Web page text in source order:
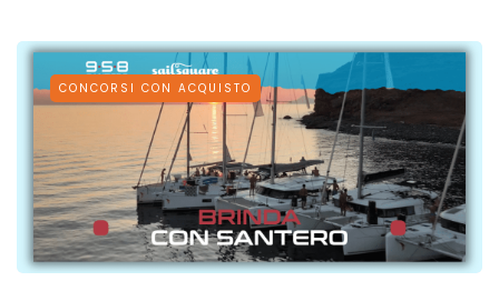
CONCORSI CON ACQUISTO